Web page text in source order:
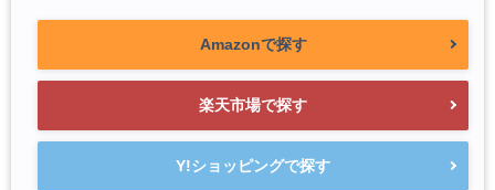
Amazonで探す
楽天市場で探す
Y!ショッピングで探す